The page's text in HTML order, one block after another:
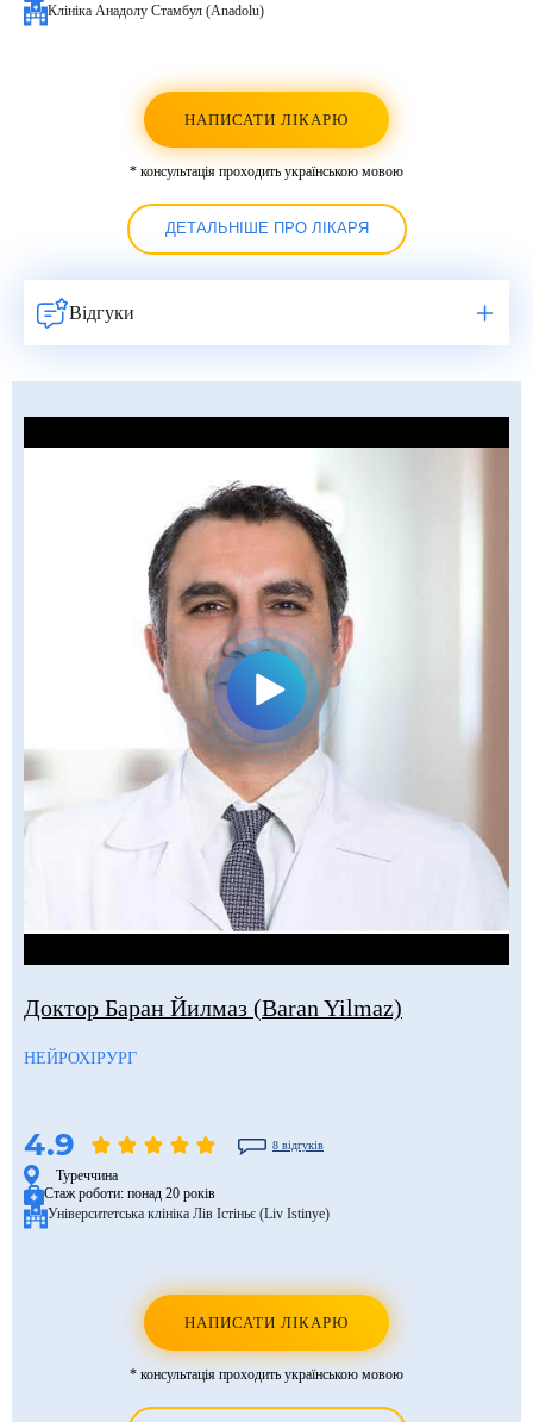
Клініка Анадолу Стамбул (Anadolu)
НАПИСАТИ ЛІКАРЮ
* консультація проходить українською мовою
ДЕТАЛЬНІШЕ ПРО ЛІКАРЯ
Відгуки
Доктор Баран Йилмаз (Baran Yilmaz)
НЕЙРОХІРУРГ
4.9 8 відгуків
Туреччина
Стаж роботи: понад 20 років
Університетська клініка Лів Істіньє (Liv Istinye)
НАПИСАТИ ЛІКАРЮ
* консультація проходить українською мовою